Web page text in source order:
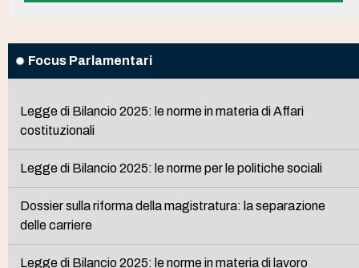
Focus Parlamentari
Legge di Bilancio 2025: le norme in materia di Affari
costituzionali
Legge di Bilancio 2025: le norme per le politiche sociali
Dossier sulla riforma della magistratura: la separazione
delle carriere
Legge di Bilancio 2025: le norme in materia di lavoro